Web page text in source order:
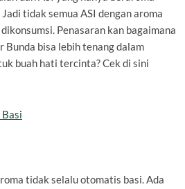
tidak semua ASI dengan aroma
Penasaran kan bagaimana
Bunda bisa lebih tenang dalam
buah hati tercinta? Cek di sini
tidak selalu otomatis basi. Ada